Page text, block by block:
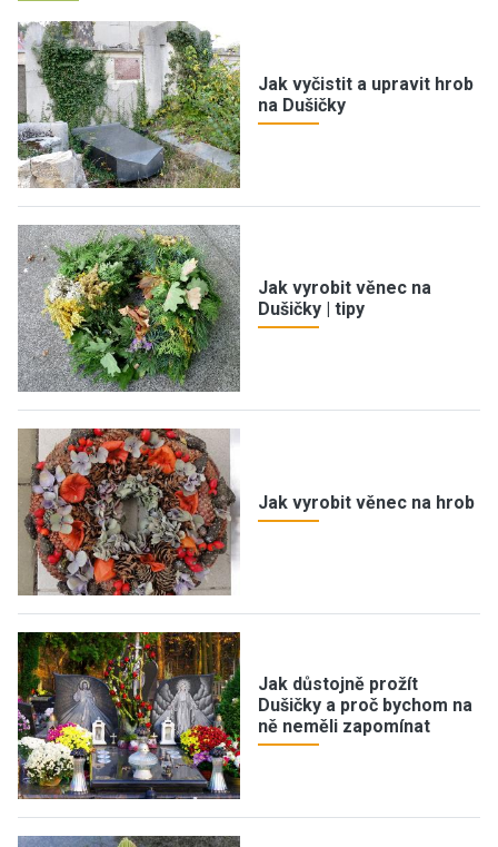
Jak vyčistit a upravit hrob
na Dušičky
Jak vyrobit věnec na
Dušičky | tipy
Jak vyrobit věnec na hrob
Jak důstojně prožít
Dušičky a proč bychom na
ně neměli zapomínat